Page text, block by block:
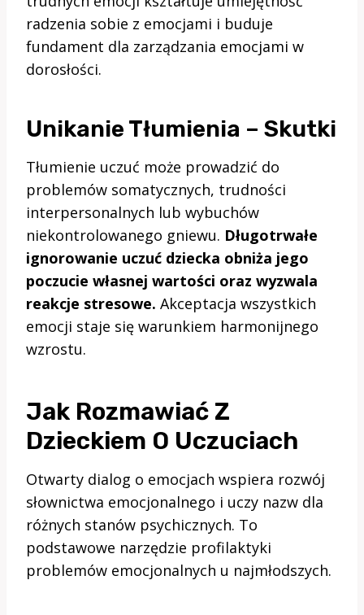
radzenia sobie z emocjami i buduje
fundament dla zarządzania emocjami w
dorosłości.
Unikanie Tłumienia – Skutki
Tłumienie uczuć może prowadzić do
problemów somatycznych, trudności
interpersonalnych lub wybuchów
niekontrolowanego gniewu. Długotrwałe
ignorowanie uczuć dziecka obniża jego
poczucie własnej wartości oraz wyzwala
reakcje stresowe. Akceptacja wszystkich
emocji staje się warunkiem harmonijnego
wzrostu.
Jak Rozmawiać Z
Dzieckiem O Uczuciach
Otwarty dialog o emocjach wspiera rozwój
słownictwa emocjonalnego i uczy nazw dla
różnych stanów psychicznych. To
podstawowe narzędzie profilaktyki
problemów emocjonalnych u najmłodszych.